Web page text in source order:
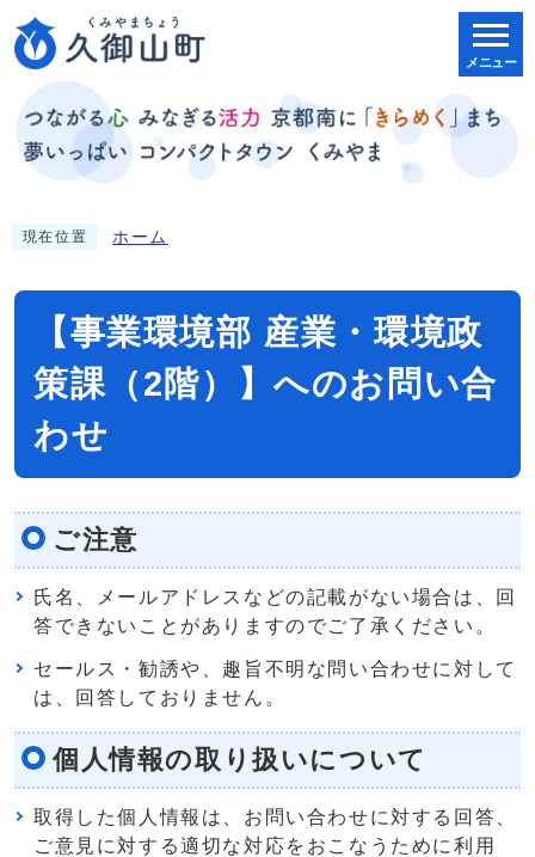
メニュー
現在位置 ホーム
【事業環境部 産業・環境政
策課（2階）】へのお問い合
わせ
ご注意
氏名、メールアドレスなどの記載がない場合は、回
答できないことがありますのでご了承ください。
セールス・勧誘や、趣旨不明な問い合わせに対して
は、回答しておりません。
個人情報の取り扱いについて
取得した個人情報は、お問い合わせに対する回答、
ご意見に対する適切な対応をおこなうために利用